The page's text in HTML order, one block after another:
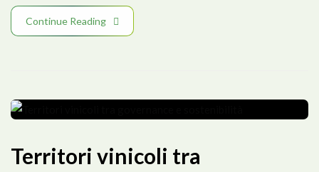
Continue Reading
Territori vinicoli tra